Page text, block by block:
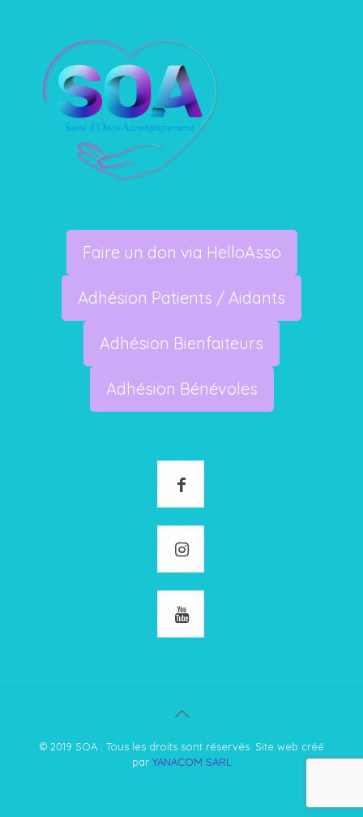
Faire un don via HelloAsso
Adhésion Patients / Aidants
Adhésion Bienfaiteurs
Adhésion Bénévoles
© 2019 SOA . Tous les droits sont réservés. Site web créé
par YANACOM SARL